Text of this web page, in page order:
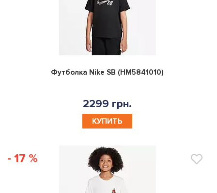
0
Футболка Nike SB (HM5841010)
2299 грн.
КУПИТЬ
- 17 %